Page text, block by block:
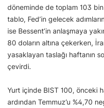
döneminde de toplam 103 bin
tablo, Fed’in gelecek
ise Bessent’in anlaşmaya
80 doların altına çekerken,
yasaklayan taslağı haftanın
çevirdi.
Yurt içinde BIST 100, önceki
ardından Temmuz’u %4,70